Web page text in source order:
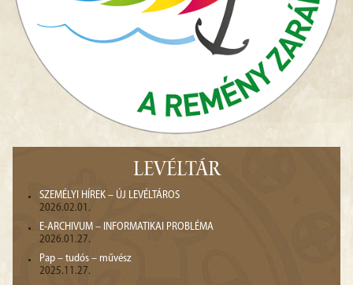
LEVÉLTÁR
SZEMÉLYI HÍREK – ÚJ LEVÉLTÁROS
2026.02.01.
E-ARCHIVUM – INFORMATIKAI PROBLÉMA
2026.01.27.
Pap – tudós – művész
2025.11.27.